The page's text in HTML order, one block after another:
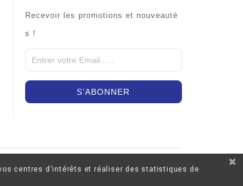
Recevoir les promotions et nouveauté
s !
centres d'intérêts et réaliser des statistiques de